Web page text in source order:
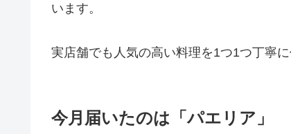
います。
実店舗でも人気の高い料理を1つ1つ丁寧
今月届いたのは「パエリア」